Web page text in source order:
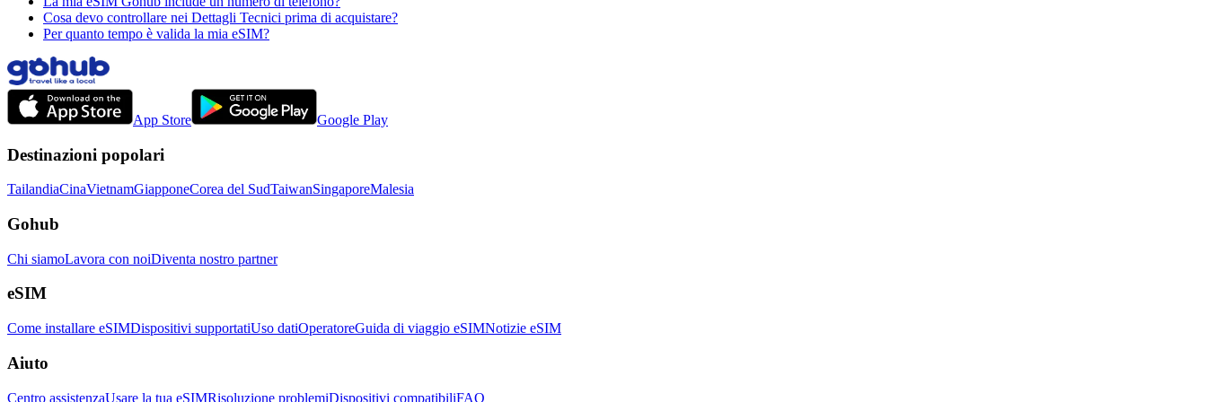
Cosa devo controllare nei Dettagli Tecnici prima di acquistare?
Per quanto tempo è valida la mia eSIM?
App Store Google Play
Destinazioni popolari
TailandiaCinaVietnamGiapponeCorea del SudTaiwanSingaporeMalesia
Gohub
Chi siamoLavora con noiDiventa nostro partner
eSIM
Come installare eSIMDispositivi supportatiUso datiOperatoreGuida di viaggio eSIMNotizie eSIM
Aiuto
Centro assistenzaUsare la tua eSIMRisoluzione problemiDispositivi compatibiliFAQ